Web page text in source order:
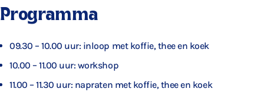
Programma
09.30 – 10.00 uur: inloop met koffie, thee en koek
10.00 – 11.00 uur: workshop
11.00 – 11.30 uur: napraten met koffie, thee en koek